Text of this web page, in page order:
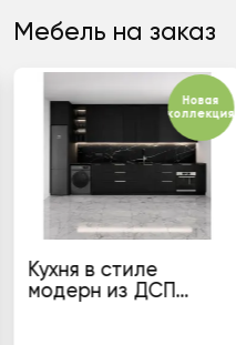
Мебель на заказ
Новая
коллекция
Кухня в стиле
модерн из ДСП